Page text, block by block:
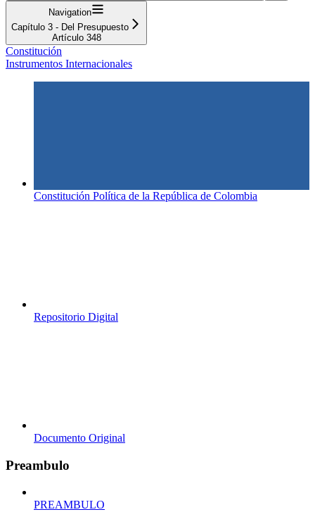
Navigation
Capítulo 3 - Del Presupuesto
Artículo 348
Constitución
Instrumentos Internacionales
Constitución Política de la República de Colombia
Repositorio Digital
Documento Original
Preambulo
PREAMBULO